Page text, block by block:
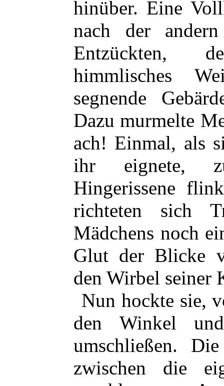
hinüber. Eine
nach der
Entzückten,
himmlisches
segnende
Dazu murmelte
ach! Einmal, als
ihr eignete,
Hingerissene
richteten sich
Mädchens noch
Glut der Blicke
den Wirbel seiner
Nun hockte sie,
den Winkel
umschließen.
zwischen die